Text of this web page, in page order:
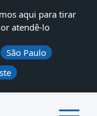
aqui para tirar
atendê-lo
São Paulo